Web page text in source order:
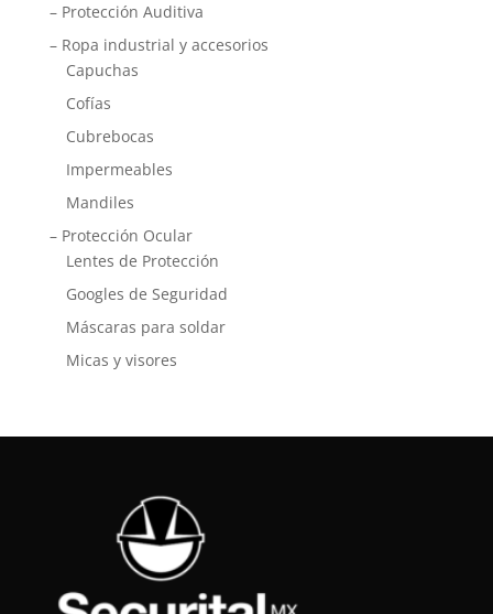
– Protección Auditiva
– Ropa industrial y accesorios
Capuchas
Cofías
Cubrebocas
Impermeables
Mandiles
– Protección Ocular
Lentes de Protección
Googles de Seguridad
Máscaras para soldar
Micas y visores